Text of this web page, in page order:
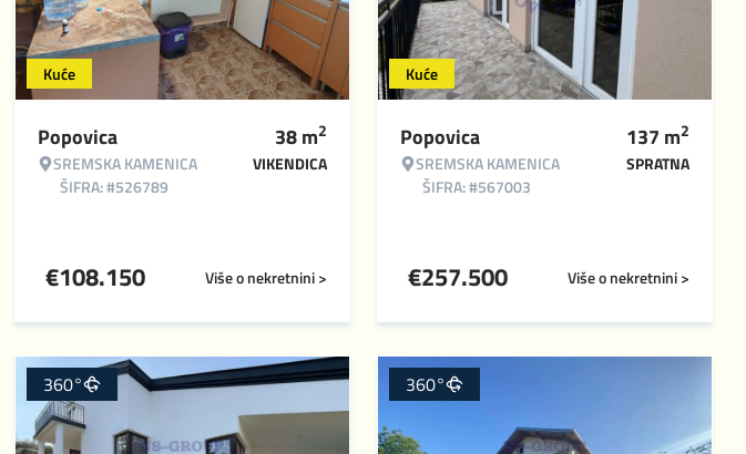
Kuće
Popovica
SREMSKA KAMENICA
ŠIFRA: #526789
38m2
VIKENDICA
Više o nekretnini >
€108.150
Kuće
Popovica
SREMSKA KAMENICA
ŠIFRA: #567003
137 m2
SPRATNA
Više o nekretnini >
€257.500
360° 360°